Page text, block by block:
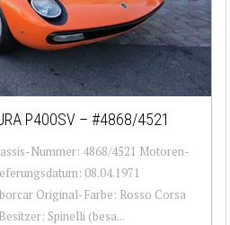
P400SV – #4868/4521
Nummer: 4868/4521 Motoren-
08.04.1971
Original-Farbe: Rosso Corsa
Spinelli (besa...